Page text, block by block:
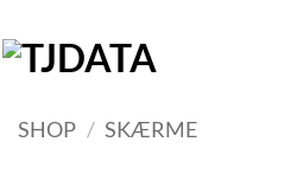
til
indhold
SHOP / SKÆRME